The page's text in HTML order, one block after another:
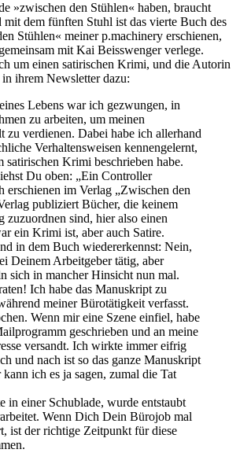
»zwischen den Stühlen« haben, braucht
dem fünften Stuhl ist das vierte Buch des
Stühlen« meiner p.machinery erschienen,
mit Kai Beisswenger verlege.
um einen satirischen Krimi, und die Autorin
ihrem Newsletter dazu:
Lebens war ich gezwungen, in
zu arbeiten, um meinen
zu verdienen. Dabei habe ich allerhand
Verhaltensweisen kennengelernt,
satirischen Krimi beschrieben habe.
Du oben: „Ein Controller
erschienen im Verlag „Zwischen den
publiziert Bücher, die keinem
zuzuordnen sind, hier also einen
ein Krimi ist, aber auch Satire.
in dem Buch wiedererkennst: Nein,
Deinem Arbeitgeber tätig, aber
sich in mancher Hinsicht nun mal.
Ich habe das Manuskript zu
meiner Bürotätigkeit verfasst.
Wenn mir eine Szene einfiel, habe
geschrieben und an meine
versandt. Ich wirkte immer eifrig
und nach ist so das ganze Manuskript
ich es ja sagen, zumal die Tat
in einer Schublade, wurde entstaubt
Wenn Dich Dein Bürojob mal
ist der richtige Zeitpunkt für diese